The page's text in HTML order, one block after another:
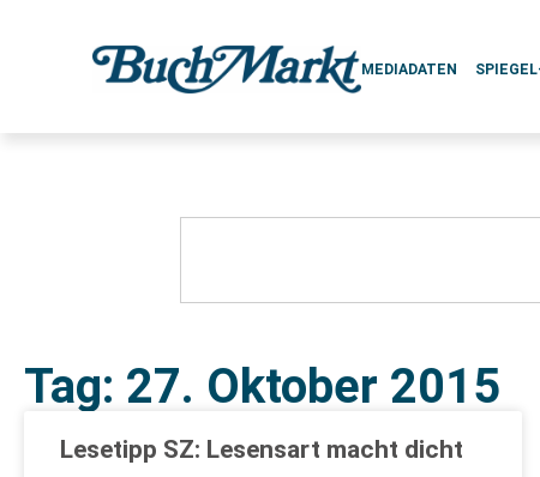
MEDIADATEN
Tag: 27. Oktober 2015
Lesetipp SZ: Lesensart macht dicht